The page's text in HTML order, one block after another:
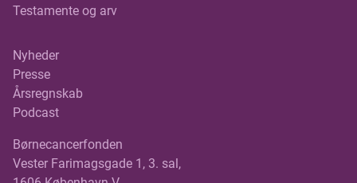
Testamente og arv
Nyheder
Presse
Årsregnskab
Podcast
Børnecancerfonden
Vester Farimagsgade 1, 3. sal,